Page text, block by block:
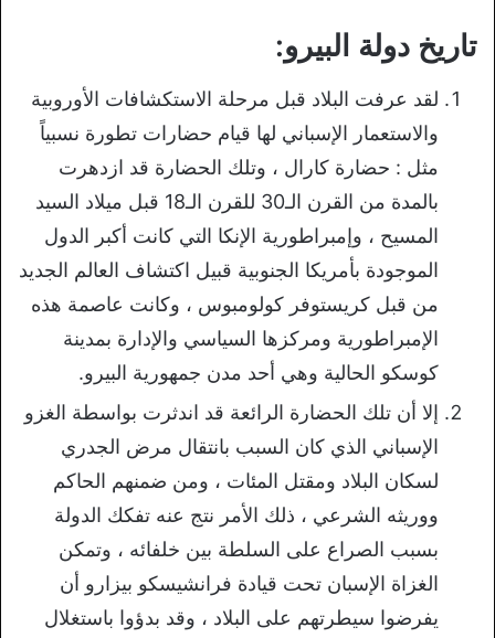
تاريخ دولة البيرو:
لقد عرفت البلاد قبل مرحلة الاستكشافات الأوروبية
والاستعمار الإسباني لها قيام حضارات تطورة نسبياً
مثل : حضارة كارال ، وتلك الحضارة قد ازدهرت
بالمدة من القرن الـ30 للقرن الـ18 قبل ميلاد السيد
المسيح ، وإمبراطورية الإنكا التي كانت أكبر الدول
الموجودة بأمريكا الجنوبية قبيل اكتشاف العالم الجديد
من قبل كريستوفر كولومبوس ، وكانت عاصمة هذه
الإمبراطورية ومركزها السياسي والإدارة بمدينة
كوسكو الحالية وهي أحد مدن جمهورية البيرو.
إلا أن تلك الحضارة الرائعة قد اندثرت بواسطة الغزو
الإسباني الذي كان السبب بانتقال مرض الجدري
لسكان البلاد ومقتل المئات ، ومن ضمنهم الحاكم
ووريثه الشرعي ، ذلك الأمر نتج عنه تفكك الدولة
بسبب الصراع على السلطة بين خلفائه ، وتمكن
الغزاة الإسبان تحت قيادة فرانشيسكو بيزارو أن
يفرضوا سيطرتهم على البلاد ، وقد بدؤوا باستغلال